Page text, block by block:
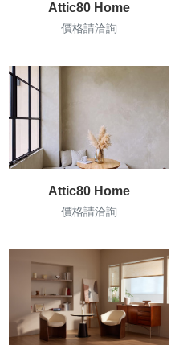
Attic80 Home
價格請洽詢
Attic80 Home
價格請洽詢